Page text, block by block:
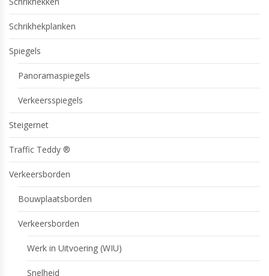
Schrikhekplanken
Spiegels
Panoramaspiegels
Verkeersspiegels
Steigernet
Traffic Teddy ®
Verkeersborden
Bouwplaatsborden
Verkeersborden
Werk in Uitvoering (WIU)
Snelheid